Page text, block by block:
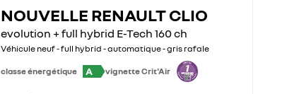
NOUVELLE RENAULT CLIO
evolution + full hybrid E-Tech 160 ch
Véhicule neuf - full hybrid - automatique - gris rafale
classe énergétique A vignette Crit'Air